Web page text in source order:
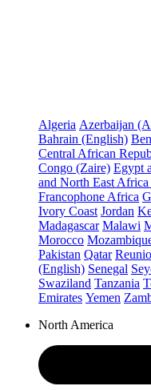
Algeria Azerbaijan
Bahrain (English)
Central African
Congo (Zaire) Egypt
and North East
Francophone Africa
Ivory Coast Jordan
Madagascar Malawi
Morocco
Pakistan Qatar
(English) Senegal
Swaziland Tanzania
Emirates Yemen
North America